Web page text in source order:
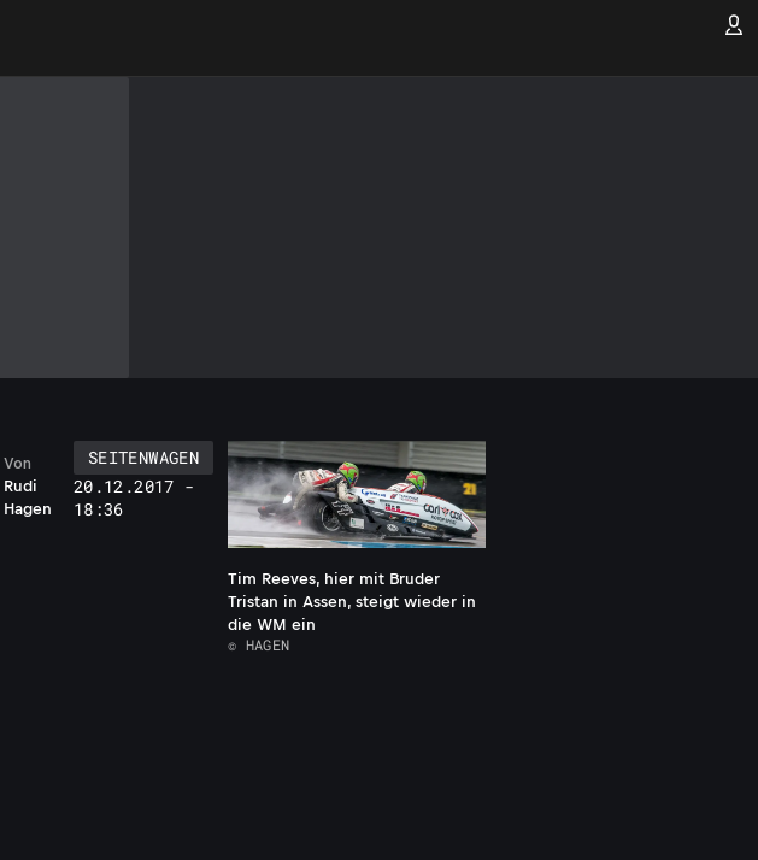
Rudi
Hagen
Von
SEITENWAGEN
20.12.2017 -
18:36
Tim Reeves, hier mit Bruder
Tristan in Assen, steigt wieder in
die WM ein
© HAGEN